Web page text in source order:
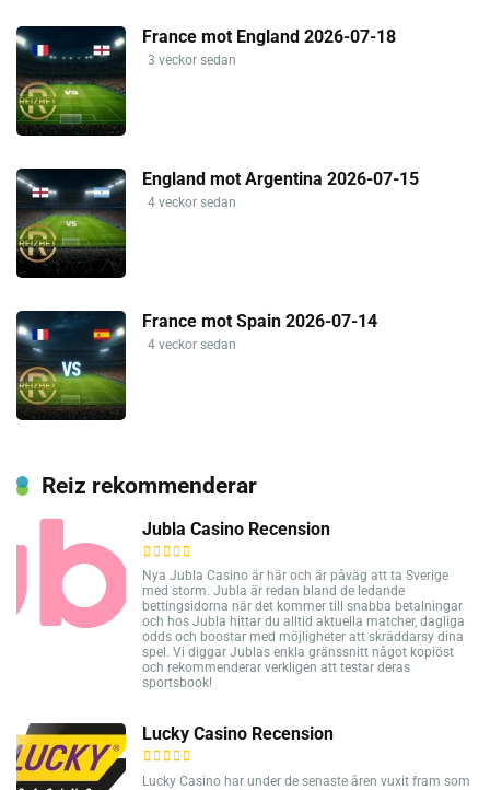
France mot England 2026-07-18
3 veckor sedan
England mot Argentina 2026-07-15
4 veckor sedan
France mot Spain 2026-07-14
4 veckor sedan
Reiz rekommenderar
Jubla Casino Recension
Nya Jubla Casino är här och är påväg att ta Sverige
med storm. Jubla är redan bland de ledande
bettingsidorna när det kommer till snabba betalningar
och hos Jubla hittar du alltid aktuella matcher, dagliga
odds och boostar med möjligheter att skräddarsy dina
spel. Vi diggar Jublas enkla gränssnitt något kopiöst
och rekommenderar verkligen att testar deras
sportsbook!
Lucky Casino Recension
Lucky Casino har under de senaste åren vuxit fram som